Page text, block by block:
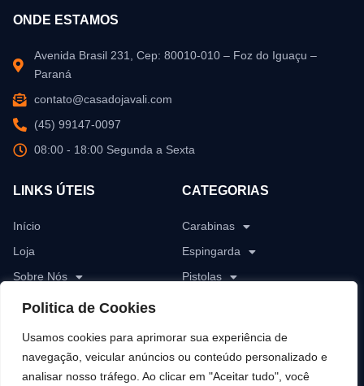
Politica de Cookies
Usamos cookies para aprimorar sua experiência de
navegação, veicular anúncios ou conteúdo personalizado e
analisar nosso tráfego. Ao clicar em "Aceitar tudo", você
ONDE ESTAMOS
Avenida Brasil 231, Cep: 80010-010 – Foz do Iguaçu –
Paraná
contato@casadojavali.com
(45) 99147-0097
08:00 - 18:00 Segunda a Sexta
LINKS ÚTEIS
Início
Loja
Sobre Nós
Blog
CATEGORIAS
Carabinas
Espingarda
Pistolas
Munições
Pólvoras